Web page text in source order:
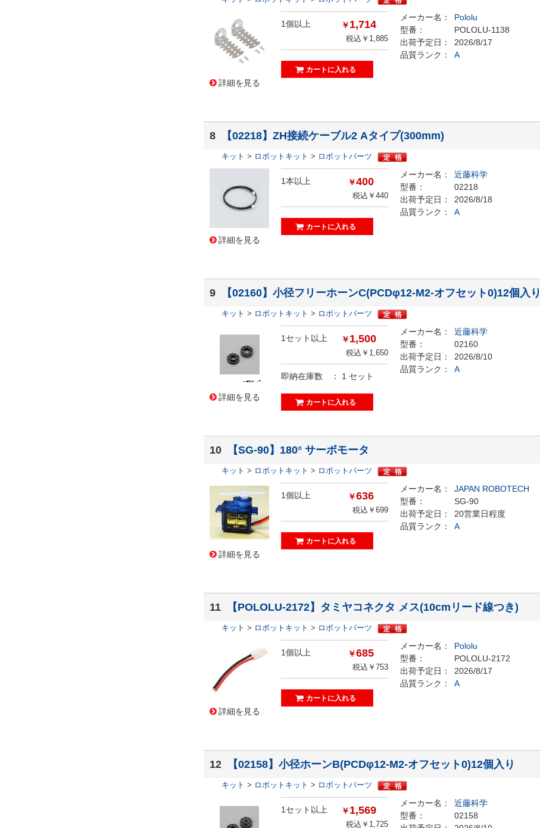
詳細を見る
1個以上 ￥1,714
税込￥1,885
メーカー名：
Pololu
型番：
POLOLU-1138
出荷予定日：
2026/8/17
品質ランク：
A
8 【02218】ZH接続ケーブル2 Aタイプ(300mm)
キット > ロボットキット > ロボットパーツ
詳細を見る
1本以上 ￥400
税込￥440
メーカー名：
近藤科学
型番：
02218
出荷予定日：
2026/8/18
品質ランク：
A
9 【02160】小径フリーホーンC(PCDφ12-M2-オフセット0)12個入り
キット > ロボットキット > ロボットパーツ
詳細を見る
1セット以上 ￥1,500
税込￥1,650
即納在庫数 ： 1 セット
メーカー名：
近藤科学
型番：
02160
出荷予定日：
2026/8/10
品質ランク：
A
10 【SG-90】180° サーボモータ
キット > ロボットキット > ロボットパーツ
詳細を見る
1個以上 ￥636
税込￥699
メーカー名：
JAPAN ROBOTECH
型番：
SG-90
出荷予定日：
20営業日程度
品質ランク：
A
11 【POLOLU-2172】タミヤコネクタ メス(10cmリード線つき)
キット > ロボットキット > ロボットパーツ
詳細を見る
1個以上 ￥685
税込￥753
メーカー名：
Pololu
型番：
POLOLU-2172
出荷予定日：
2026/8/17
品質ランク：
A
12 【02158】小径ホーンB(PCDφ12-M2-オフセット0)12個入り
キット > ロボットキット > ロボットパーツ
1セット以上 ￥1,569
税込￥1,725
メーカー名：
近藤科学
型番：
02158